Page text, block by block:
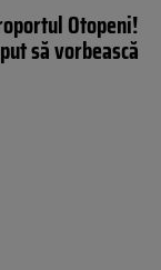
Otopeni!
să vorbească